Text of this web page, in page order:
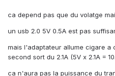
ca depend pas que du volatge
un usb 2.0 5V 0.5A est pas
mais l'adaptateur allume cigare a
second sort du 2.1A (5V x 2.1A =
ca n'aura pas la puissance du